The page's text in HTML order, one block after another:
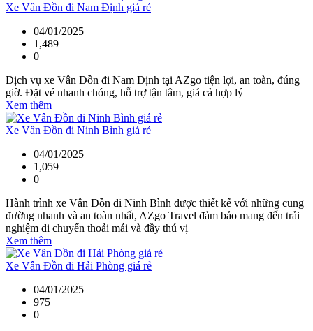
Xe Vân Đồn đi Nam Định giá rẻ
04/01/2025
1,489
0
Dịch vụ xe Vân Đồn đi Nam Định tại AZgo tiện lợi, an toàn, đúng
giờ. Đặt vé nhanh chóng, hỗ trợ tận tâm, giá cả hợp lý
Xem thêm
Xe Vân Đồn đi Ninh Bình giá rẻ
04/01/2025
1,059
0
Hành trình xe Vân Đồn đi Ninh Bình được thiết kế với những cung
đường nhanh và an toàn nhất, AZgo Travel đảm bảo mang đến trải
nghiệm di chuyển thoải mái và đầy thú vị
Xem thêm
Xe Vân Đồn đi Hải Phòng giá rẻ
04/01/2025
975
0